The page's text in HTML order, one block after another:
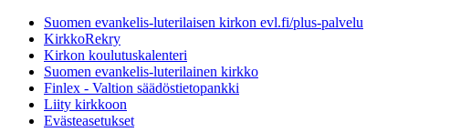
Suomen evankelis-luterilaisen kirkon evl.fi/plus-palvelu
KirkkoRekry
Kirkon koulutuskalenteri
Suomen evankelis-luterilainen kirkko
Finlex - Valtion säädöstietopankki
Liity kirkkoon
Evästeasetukset